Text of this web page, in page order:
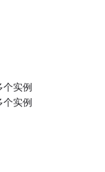
实例
实例